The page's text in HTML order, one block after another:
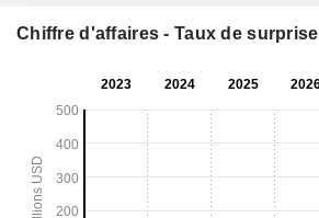
Chiffre d'affaires - Taux de surprise